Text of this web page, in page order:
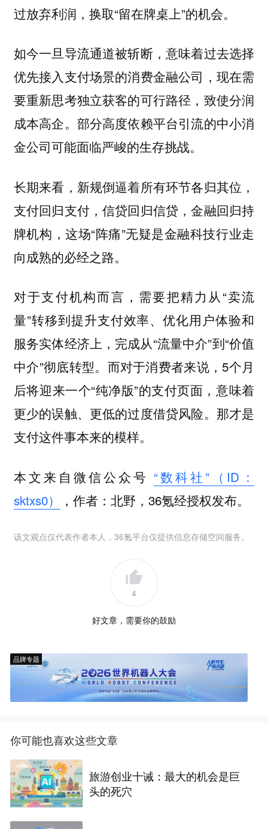
过放弃利润，换取“留在牌桌上”的机会。
如今一旦导流通道被斩断，意味着过去选择
优先接入支付场景的消费金融公司，现在需
要重新思考独立获客的可行路径，致使分润
成本高企。部分高度依赖平台引流的中小消
金公司可能面临严峻的生存挑战。
长期来看，新规倒逼着所有环节各归其位，
支付回归支付，信贷回归信贷，金融回归持
牌机构，这场“阵痛”无疑是金融科技行业走
向成熟的必经之路。
对于支付机构而言，需要把精力从“卖流
量”转移到提升支付效率、优化用户体验和
服务实体经济上，完成从“流量中介”到“价值
中介”彻底转型。而对于消费者来说，5个月
后将迎来一个“纯净版”的支付页面，意味着
更少的误触、更低的过度借贷风险。那才是
支付这件事本来的模样。
本文来自微信公众号 “数科社”（ID：
sktxs0）
，作者：北野，36氪经授权发布。
该文观点仅代表作者本人，36氪平台仅提供信息存储空间服务。
4
好文章，需要你的鼓励
品牌专题
你可能也喜欢这些文章
旅游创业十诫：最大的机会是巨
头的死穴